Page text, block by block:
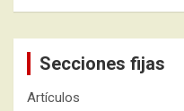
Secciones fijas
Artículos